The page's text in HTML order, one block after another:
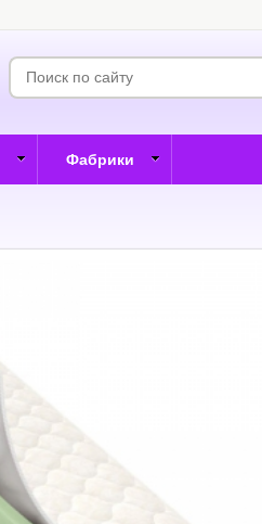
Фабрики